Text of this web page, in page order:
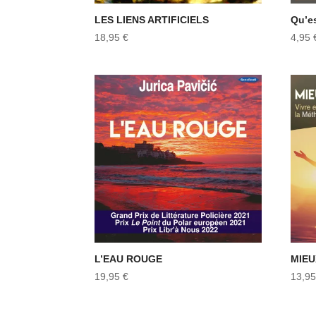
LES LIENS ARTIFICIELS
18,95€
4,95
L’EAU ROUGE
19,95€